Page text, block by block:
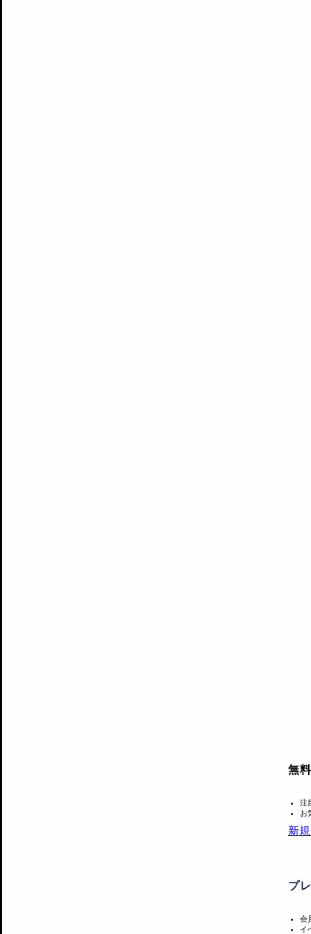
無
注
お
新
プ
会
イ